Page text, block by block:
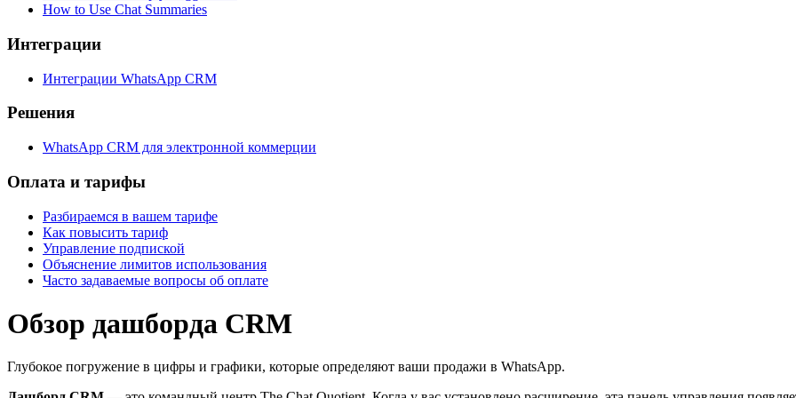
How to Use Chat Summaries
Интеграции
Интеграции WhatsApp CRM
Решения
WhatsApp CRM для электронной коммерции
Оплата и тарифы
Разбираемся в вашем тарифе
Как повысить тариф
Управление подпиской
Объяснение лимитов использования
Часто задаваемые вопросы об оплате
Обзор дашборда CRM
Глубокое погружение в цифры и графики, которые определяют ваши продажи в WhatsApp.